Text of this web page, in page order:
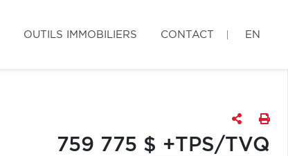
OUTILS IMMOBILIERS CONTACT EN
759 775 $ +TPS/TVQ